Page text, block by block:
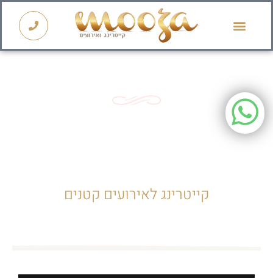
קייטרינג לאירועים קטנים